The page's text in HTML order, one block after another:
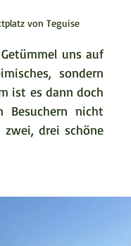
von Teguise
uns auf
sondern
ist es dann doch
nicht
drei schöne